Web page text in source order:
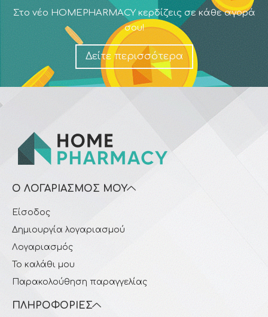
Στο νέο HOMEPHARMACY κερδίζεις σε κάθε αγορά
σου!
Δείτε περισσότερα
Ο ΛΟΓΑΡΙΑΣΜΌΣ ΜΟΥ
Είσοδος
Δημιουργία λογαριασμού
Λογαριασμός
Το καλάθι μου
Παρακολούθηση παραγγελίας
ΠΛΗΡΟΦΟΡΊΕΣ